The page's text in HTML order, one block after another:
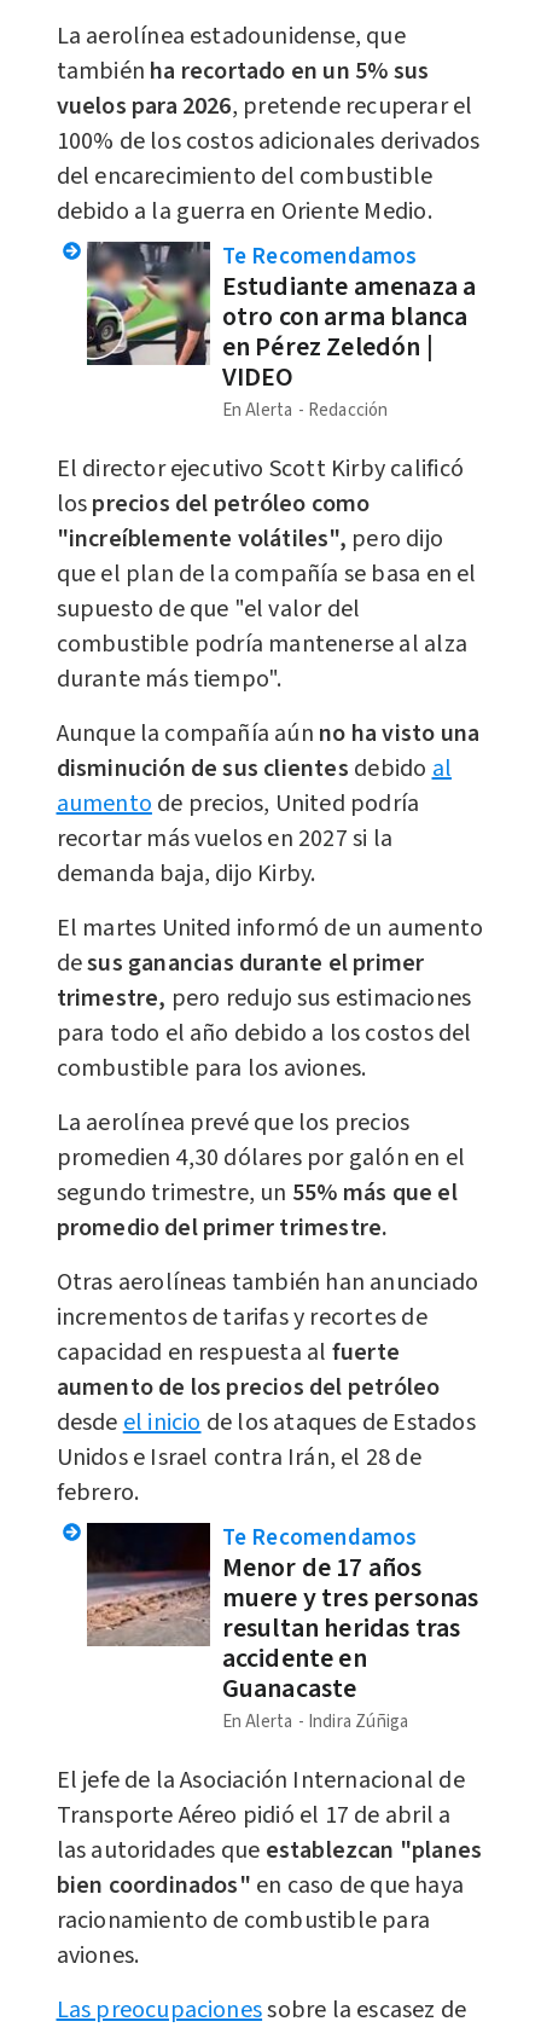
La aerolínea estadounidense, que
también ha recortado en un 5% sus
vuelos para 2026, pretende recuperar el
100% de los costos adicionales derivados
del encarecimiento del combustible
debido a la guerra en Oriente Medio.
Te Recomendamos
Estudiante amenaza a
otro con arma blanca
en Pérez Zeledón |
VIDEO
En Alerta Redacción
El director ejecutivo Scott Kirby calificó
losprecios del petróleo como
"increíblemente volátiles", pero dijo
que el plan de la compañía se basa en el
supuesto de que "el valor del
combustible podría mantenerse al alza
durante más tiempo".
Aunque la compañía aún no ha visto una
disminución de sus clientes debido al
aumento de precios, United podría
recortar más vuelos en 2027 si la
demanda baja, dijo Kirby.
El martes United informó de un aumento
desus ganancias durante el primer
trimestre, pero redujo sus estimaciones
para todo el año debido a los costos del
combustible para los aviones.
La aerolínea prevé que los precios
promedien 4,30 dólares por galón en el
segundo trimestre, un 55% más que el
promedio del primer trimestre.
Otras aerolíneas también han anunciado
incrementos de tarifas y recortes de
capacidad en respuesta al fuerte
aumento de los precios del petróleo
desde el inicio de los ataques de Estados
Unidos e Israel contra Irán, el 28 de
febrero.
Te Recomendamos
Menor de 17 años
muere y tres personas
resultan heridas tras
accidente en
Guanacaste
En Alerta Indira Zúñiga
El jefe de la Asociación Internacional de
Transporte Aéreo pidió el 17 de abril a
las autoridades que establezcan "planes
bien coordinados" en caso de que haya
racionamiento de combustible para
aviones.
Las preocupacionessobre la escasez de